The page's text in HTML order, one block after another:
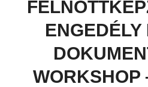
ENGEDÉLY
WORKSHOP